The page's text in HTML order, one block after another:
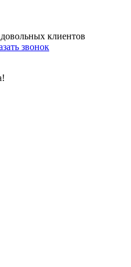
клиентов
звонок